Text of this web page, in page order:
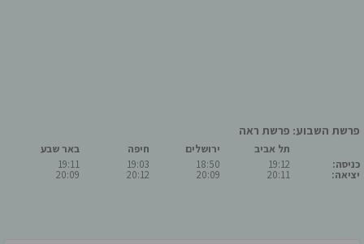
פרשת השבוע: פרשת ראה
כניסה:
יציאה:
תל אביב
19:12
20:11
ירושלים
18:50
20:09
חיפה
19:03
20:12
באר שבע
19:11
20:09